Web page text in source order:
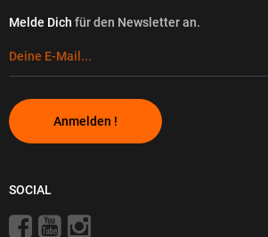
Melde Dich für den Newsletter an.
Anmelden !
SOCIAL